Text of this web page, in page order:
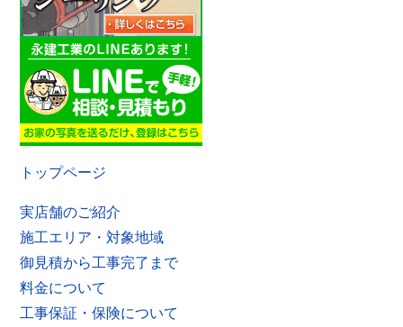
トップページ
実店舗のご紹介
施工エリア・対象地域
御見積から工事完了まで
料金について
工事保証・保険について